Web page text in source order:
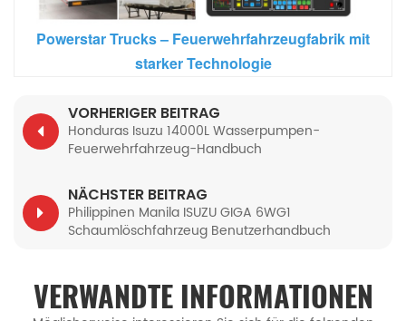
Powerstar Trucks – Feuerwehrfahrzeugfabrik mit
starker Technologie
VORHERIGER BEITRAG
Honduras Isuzu 14000L Wasserpumpen-
Feuerwehrfahrzeug-Handbuch
NÄCHSTER BEITRAG
Philippinen Manila ISUZU GIGA 6WG1
Schaumlöschfahrzeug Benutzerhandbuch
VERWANDTE INFORMATIONEN